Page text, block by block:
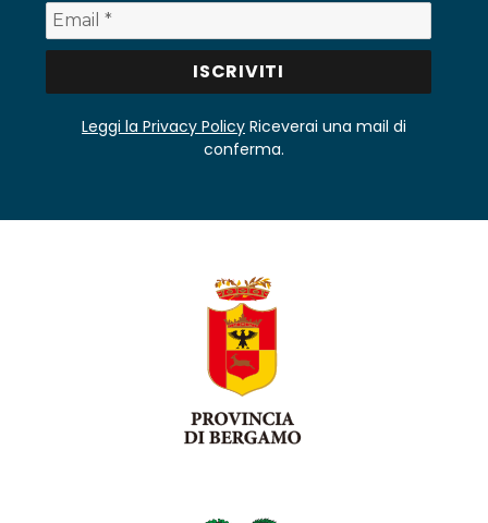
Leggi la Privacy Policy Riceverai una mail di
conferma.